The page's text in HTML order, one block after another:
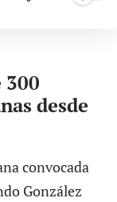
300
desde